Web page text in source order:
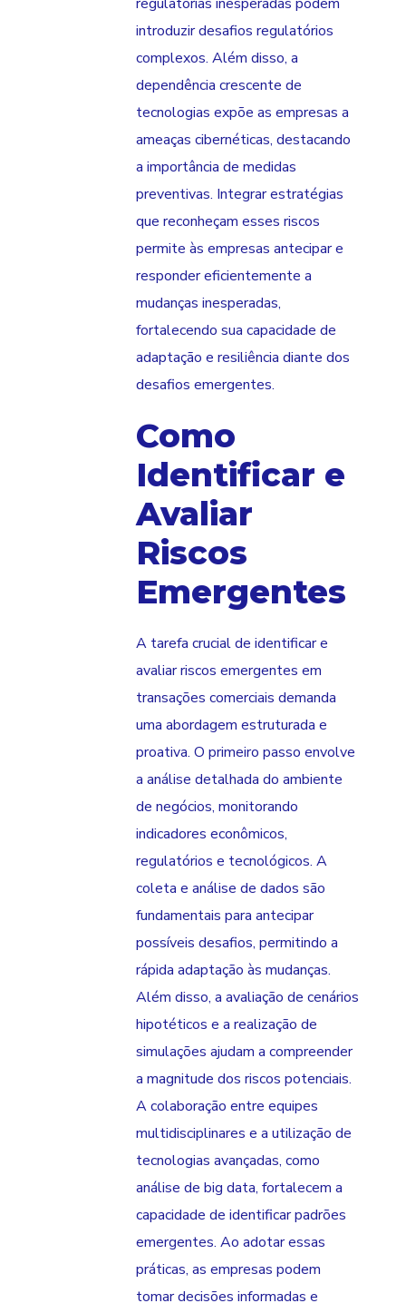
introduzir desafios regulatórios
complexos. Além disso, a
dependência crescente de
tecnologias expõe as empresas a
ameaças cibernéticas, destacando
a importância de medidas
preventivas. Integrar estratégias
que reconheçam esses riscos
permite às empresas antecipar e
responder eficientemente a
mudanças inesperadas,
fortalecendo sua capacidade de
adaptação e resiliência diante dos
desafios emergentes.
Como
Identificar e
Avaliar
Riscos
Emergentes
A tarefa crucial de identificar e
avaliar riscos emergentes em
transações comerciais demanda
uma abordagem estruturada e
proativa. O primeiro passo envolve
a análise detalhada do ambiente
de negócios, monitorando
indicadores econômicos,
regulatórios e tecnológicos. A
coleta e análise de dados são
fundamentais para antecipar
possíveis desafios, permitindo a
rápida adaptação às mudanças.
Além disso, a avaliação de cenários
hipotéticos e a realização de
simulações ajudam a compreender
a magnitude dos riscos potenciais.
A colaboração entre equipes
multidisciplinares e a utilização de
tecnologias avançadas, como
análise de big data, fortalecem a
capacidade de identificar padrões
emergentes. Ao adotar essas
práticas, as empresas podem
tomar decisões informadas e